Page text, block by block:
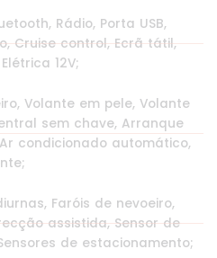
Rádio, Porta USB,
Cruise control, Ecrã tátil,
12V;
Volante em pele, Volante
sem chave, Arranque
condicionado automático,
Faróis de nevoeiro,
assistida, Sensor de
de estacionamento;